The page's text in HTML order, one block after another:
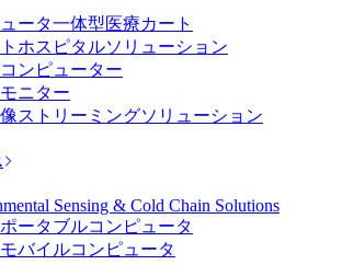
ータ一体型医療カート
ホスピタルソリューション
ンピューター
ニター
ストリーミングソリューション
Sensing & Cold Chain Solutions
ータブルコンピュータ
バイルコンピュータ